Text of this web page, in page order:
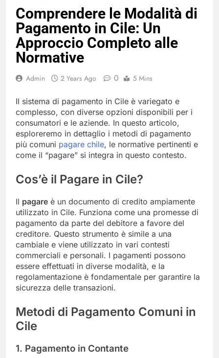
Comprendere le Modalità di
Pagamento in Cile: Un
Approccio Completo alle
Normative
Admin 2 Years Ago 0 5 Mins
Il sistema di pagamento in Cile è variegato e
complesso, con diverse opzioni disponibili per i
consumatori e le aziende. In questo articolo,
esploreremo in dettaglio i metodi di pagamento
più comuni pagare chile, le normative pertinenti e
come il “pagare” si integra in questo contesto.
Cos’è il Pagare in Cile?
Il pagare è un documento di credito ampiamente
utilizzato in Cile. Funziona come una promesse di
pagamento da parte del debitore a favore del
creditore. Questo strumento è simile a una
cambiale e viene utilizzato in vari contesti
commerciali e personali. I pagamenti possono
essere effettuati in diverse modalità, e la
regolamentazione è fondamentale per garantire la
sicurezza delle transazioni.
Metodi di Pagamento Comuni in
Cile
1. Pagamento in Contante